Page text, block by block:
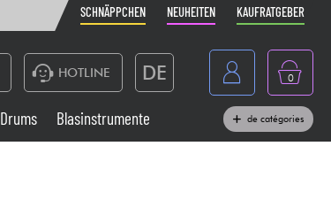
SCHNÄPPCHEN NEUHEITEN KAUFRATGEBER
HOTLINE DE
Belgique
0
Drums Blasinstrumente de catégories